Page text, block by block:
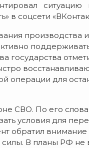
в соцсети
производства
государства
операции для
СВО. По его
условия для
обратил внимание
В планы РФ не